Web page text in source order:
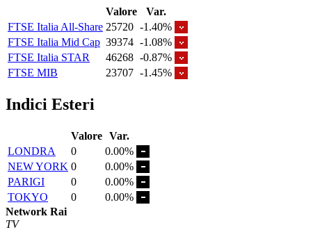
Valore
Var.
FTSE Italia All-Share 25720 -1.40%
FTSE Italia Mid Cap 39374 -1.08%
FTSE Italia STAR
46268 -0.87%
FTSE MIB
23707 -1.45%
Indici Esteri
Valore Var.
LONDRA
0
0.00%
NEW YORK 0
0.00%
PARIGI
0
0.00%
TOKYO
0
0.00%
Network Rai
TV